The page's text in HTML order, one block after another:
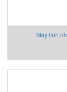
Máy tính